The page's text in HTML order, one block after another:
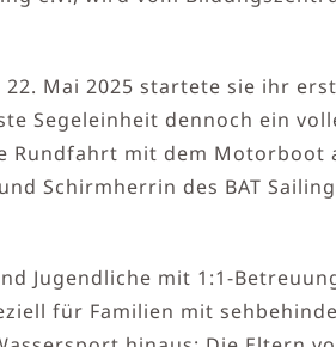
Mai 2025 startete sie ihr
Segeleinheit dennoch ein
Rundfahrt mit dem Motorboot
Schirmherrin des BAT
Jugendliche mit 1:1-
für Familien mit